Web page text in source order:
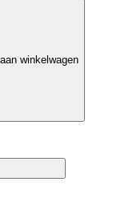
winkelwagen